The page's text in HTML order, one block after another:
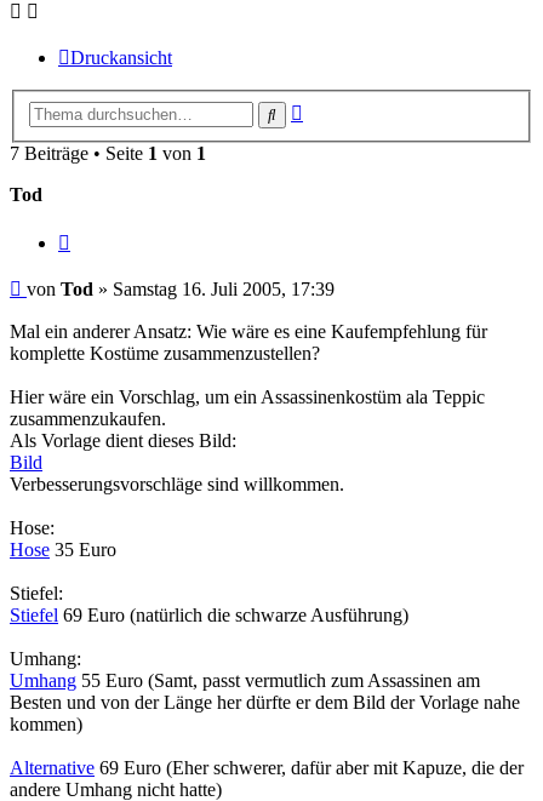
Druckansicht
Suche
7 Beiträge • Seite 1 von 1
Tod
Beitrag
von Tod » Samstag 16. Juli 2005, 17:39
Mal ein anderer Ansatz: Wie wäre es eine Kaufempfehlung für
komplette Kostüme zusammenzustellen?
Hier wäre ein Vorschlag, um ein Assassinenkostüm ala Teppic
zusammenzukaufen.
Als Vorlage dient dieses Bild:
Bild
Verbesserungsvorschläge sind willkommen.
Hose:
Hose 35 Euro
Stiefel:
Stiefel 69 Euro (natürlich die schwarze Ausführung)
Umhang:
Umhang 55 Euro (Samt, passt vermutlich zum Assassinen am
Besten und von der Länge her dürfte er dem Bild der Vorlage nahe
kommen)
Alternative 69 Euro (Eher schwerer, dafür aber mit Kapuze, die der
andere Umhang nicht hatte)